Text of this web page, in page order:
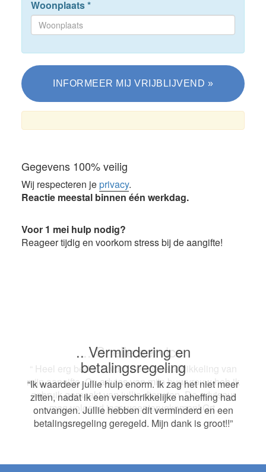
Woonplaats*
Gegevens 100% veilig
Wij respecteren jeprivacy.
Reactie meestal binnen één werkdag.
Voor 1 mei hulp nodig?
Reageer tijdig en voorkom stress bij de aangifte!
.. Vermindering en
betalingsregeling
“Ik waardeer jullie hulp enorm. Ik zag het niet meer
zitten, nadat ik een verschrikkelijke naheffing had
ontvangen. Jullie hebben dit verminderd en een
betalingsregeling geregeld. Mijn dank is groot!!”
.. Snelle service
“ Heel erg bedankt voor de snelle afwikkeling van
mijn aangifte. Op advies van mijn buurvrouw heb ik
gebruik gemaakt van jullie diensten. De adviseur
mag volgend jaar weer terugkomen! Grt.